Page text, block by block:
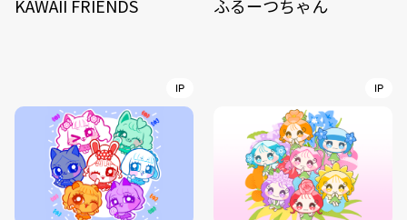
KAWAII FRIENDS ふるーつちゃん
IP IP